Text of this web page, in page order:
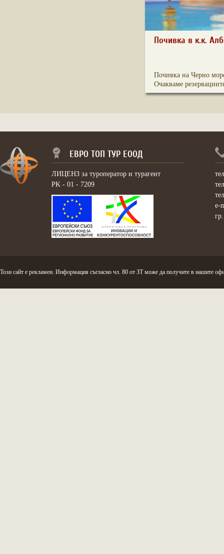
Почивка в к.к.
Почивка на Черно
Очакваме
ЕВРО ТОП ТУР ЕООД
ЛИЦЕНЗ за туроператор и турагент
PK - 01 - 7209
e-
Този сайт е рекламен. Информация съгласно чл. 80 от ЗТ може да получите в нашите